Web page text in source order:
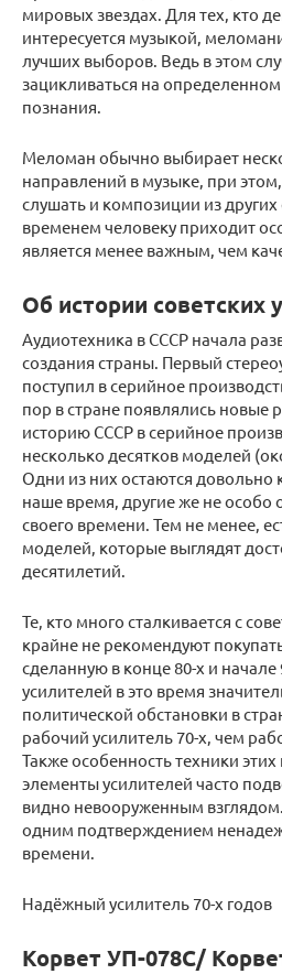
мировых звездах. Для тех, кто
интересуется музыкой,
лучших выборов. Ведь в этом
зацикливаться на
познания.
Меломан обычно выбирает
направлений в музыке, при
слушать и композиции из других
временем человеку приходит
является менее важным, чем
Об истории советских
Аудиотехника в СССР начала
создания страны. Первый
поступил в серийное
пор в стране появлялись новые
историю СССР в серийное
несколько десятков моделей
Одни из них остаются довольно
наше время, другие же не особо
своего времени. Тем не менее,
моделей, которые выглядят
десятилетий.
Те, кто много сталкивается с
крайне не рекомендуют
сделанную в конце 80-х и начале
усилителей в это время
политической обстановки в
рабочий усилитель 70-х, чем
Также особенность техники этих
элементы усилителей часто
видно невооруженным
одним подтверждением
времени.
Надёжный усилитель 70-х годов
Корвет УП-078С/